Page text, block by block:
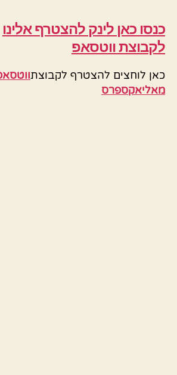
כנסו כאן לינק להצטרףאלינו
לקבוצת ווטסאפ
כאן לוחצים להצטרף לקבוצת
מאליאקספרס